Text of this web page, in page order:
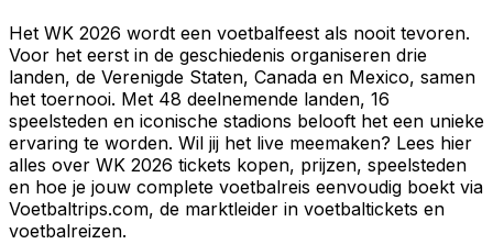
Het WK 2026 wordt een voetbalfeest als nooit tevoren.
Voor het eerst in de geschiedenis organiseren drie
landen, de Verenigde Staten, Canada en Mexico, samen
het toernooi. Met 48 deelnemende landen, 16
speelsteden en iconische stadions belooft het een unieke
ervaring te worden. Wil jij het live meemaken? Lees hier
alles over WK 2026 tickets kopen, prijzen, speelsteden
en hoe je jouw complete voetbalreis eenvoudig boekt via
Voetbaltrips.com, de marktleider in voetbaltickets en
voetbalreizen.